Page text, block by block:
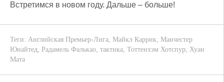
Встретимся в новом году. Дальше – больше!
Теги: Английская Премьер-Лига, Майкл Каррик, Манчестер
Юнайтед, Радамель Фалькао, тактика, Тоттенхэм Хотспур, Хуан
Мата